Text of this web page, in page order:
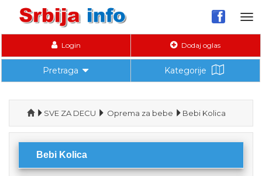
Login Dodaj oglas
Pretraga Kategorije
SVE ZA DECU Oprema za bebe Bebi Kolica
Bebi Kolica